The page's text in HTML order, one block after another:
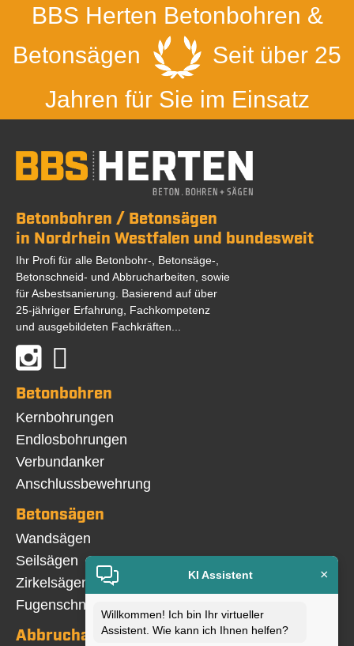
BBS Herten Betonbohren &
Betonsägen
Seit über 25
Jahren für Sie im Einsatz
Betonbohren / Betonsägen
in Nordrhein Westfalen und bundesweit
Ihr Profi für alle Betonbohr-, Betonsäge-,
Betonschneid- und Abbrucharbeiten, sowie
für Asbestsanierung. Basierend auf über
25-jähriger Erfahrung, Fachkompetenz
und ausgebildeten Fachkräften...
Betonbohren
Navigation
überspringen
Kernbohrungen
Endlosbohrungen
Verbundanker
Anschlussbewehrung
Betonsägen
Navigation
überspringen
Wandsägen
Seilsägen
Zirkelsägen
Fugenschneiden
Abbrucharbeiten
KI Assistent ×
Willkommen! Ich bin Ihr virtueller
Assistent. Wie kann ich Ihnen helfen?